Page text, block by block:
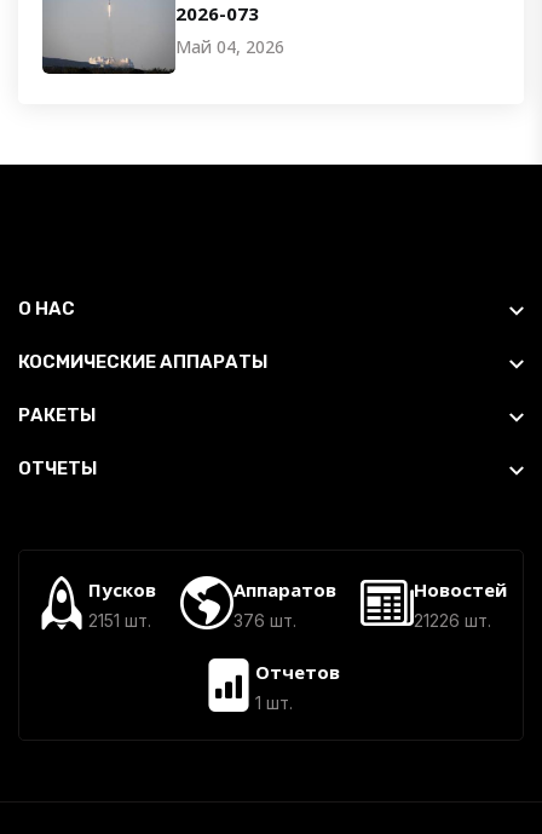
2026-073
Май 04, 2026
О НАС
КОСМИЧЕСКИЕ АППАРАТЫ
РАКЕТЫ
ОТЧЕТЫ
Пусков
2151 шт.
Аппаратов
376 шт.
Новостей
21226 шт.
Отчетов
1 шт.